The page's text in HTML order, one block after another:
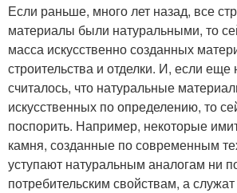
Если раньше, много лет назад, все
материалы были натуральными, то
масса искусственно созданных
строительства и отделки. И, если еще
считалось, что натуральные
искусственных по определению, то
поспорить. Например, некоторые
камня, созданные по современным
уступают натуральным аналогам ни
потребительским свойствам, а